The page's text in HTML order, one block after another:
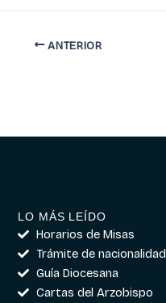
ANTERIOR
LO MÁS LEÍDO
Horarios de Misas
Trámite de nacionalidad
Guía Diocesana
Cartas del Arzobispo